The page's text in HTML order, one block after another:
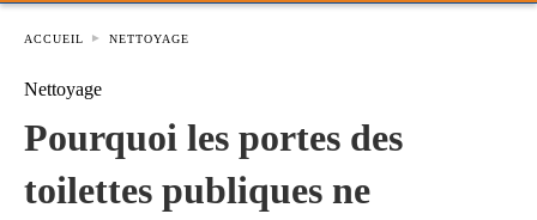
ACCUEIL NETTOYAGE
Nettoyage
Pourquoi les portes des
toilettes publiques ne